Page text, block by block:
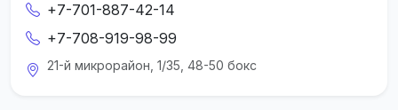
+7-701-887-42-14
+7-708-919-98-99
21-й микрорайон, 1/35, 48-50 бокс